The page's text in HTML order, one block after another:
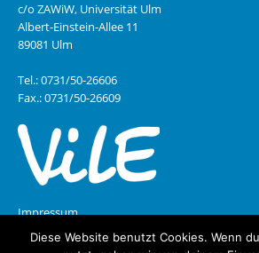
c/o ZAWiW, Universität Ulm
Albert-Einstein-Allee 11
89081 Ulm
Tel.: 0731/50-26606
Fax.: 0731/50-26609
Impressum
Datenschutz
Diese Website benutzt Cookies. Wenn